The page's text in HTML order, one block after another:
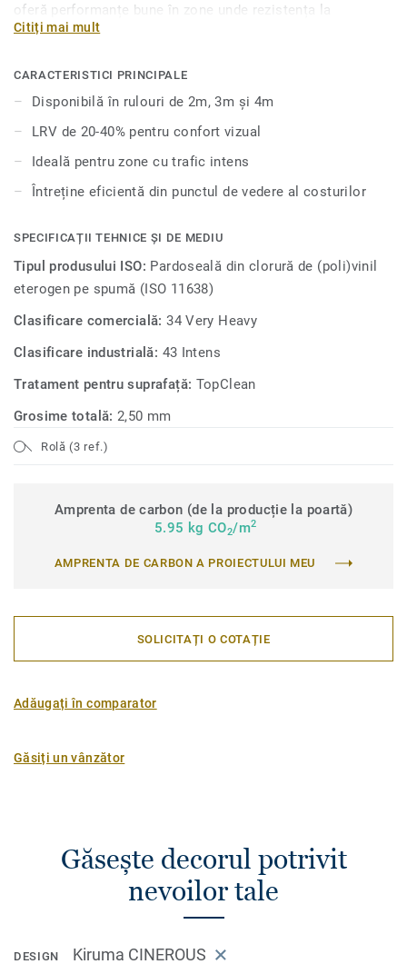
oferă performanțe bune în zone unde rezistența la
alunecare este esențială. Topaz 70 îmbunătățește
deoarece peste 50% a culorilor din această gamă au o
valoare LRV (valoare de reflectare a luminii) de 20-40%.
Această colecție are proprietăți acustice bune de 13dB și
este disponibilă în formate de 2, 3 și 4 metri, ceea ce face
posibilă o instalare fără sudură, care se potrivește cu
Citiți mai mult
CARACTERISTICI PRINCIPALE
Disponibilă în rulouri de 2m, 3m și 4m
LRV de 20-40% pentru confort vizual
Ideală pentru zone cu trafic intens
Întreține eficientă din punctul de vedere al costurilor
SPECIFICAȚII TEHNICE ȘI DE MEDIU
Tipul produsului ISO: Pardoseală din clorură de (poli)vinil
eterogen pe spumă (ISO 11638)
Clasificare comercială:34 Very Heavy
Clasificare industrială: 43 Intens
Tratament pentru suprafață: TopClean
Grosime totală:2,50 mm
Rolă (3 ref.)
Amprenta de carbon (de la producție la poartă)
5.95 kg CO2/m2
AMPRENTA DE CARBON A PROIECTULUI MEU
SOLICITAȚI O COTAȚIE
Adăugați în comparator
Găsiți un vânzător
Găsește decorul potrivit
nevoilor tale
DESIGN Kiruma CINEROUS